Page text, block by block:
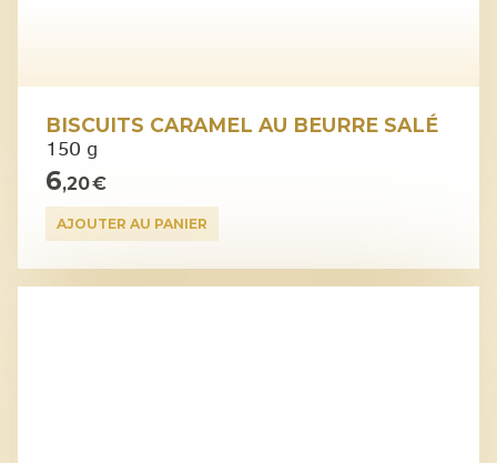
BISCUITS CARAMEL AU BEURRE SALÉ
150 g
6,20 €
AJOUTER AU PANIER